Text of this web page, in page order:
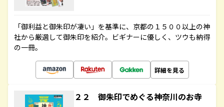
「御利益と御朱印が凄い」を基準に、京都の１５００以上の神
社から厳選して御朱印を紹介。ビギナーに優しく、ツウも納得
の一冊。
詳細を見る
２２ 御朱印でめぐる神奈川のお寺